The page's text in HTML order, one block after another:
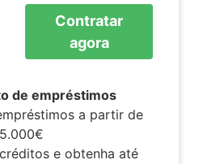
Contratar
agora
de empréstimos
a partir de
e obtenha até